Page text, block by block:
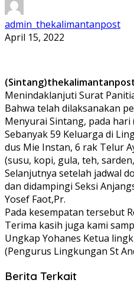
admin_thekalimantanpost
April 15, 2022
Menindaklanjuti Surat
Bahwa telah dilaksanakan
Menyurai Sintang, pada hari
Sebanyak 59 Keluarga di
dus Mie Instan, 6 rak Telur
(susu, kopi, gula, teh,
Selanjutnya setelah jadwal
dan didampingi Seksi
Yosef Faot,Pr.
Pada kesempatan tersebut
Terima kasih juga kami
Ungkap Yohanes Ketua
(Pengurus Lingkungan St
Berita Terkait